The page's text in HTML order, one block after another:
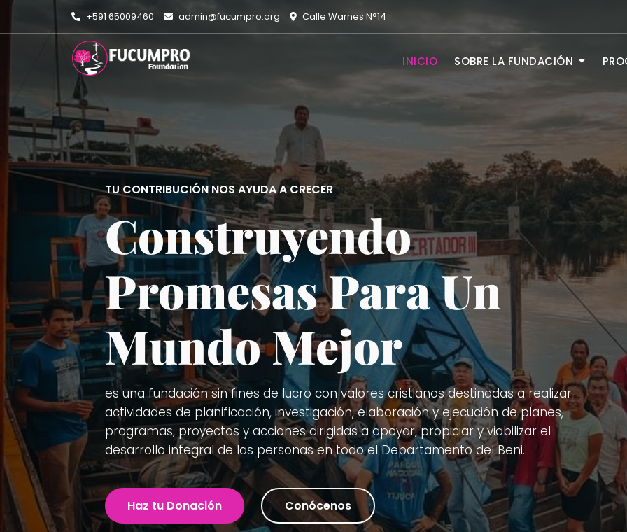
+591 65009460 admin@fucumpro.org Calle Warnes N°14
INICIO SOBRE LA FUNDACIÓN
TU CONTRIBUCIÓN NOS AYUDA A CRECER
Construyendo
Promesas Para Un
Mundo Mejor
es una fundación sin fines de lucro con valores cristianos destinadas a realizar
actividades de planificación, investigación, elaboración y ejecución de planes,
programas, proyectos y acciones dirigidas a apoyar, propiciar y viabilizar el
desarrollo integral de las personas en todo el Departamento del Beni.
Haz tu Donación Conócenos